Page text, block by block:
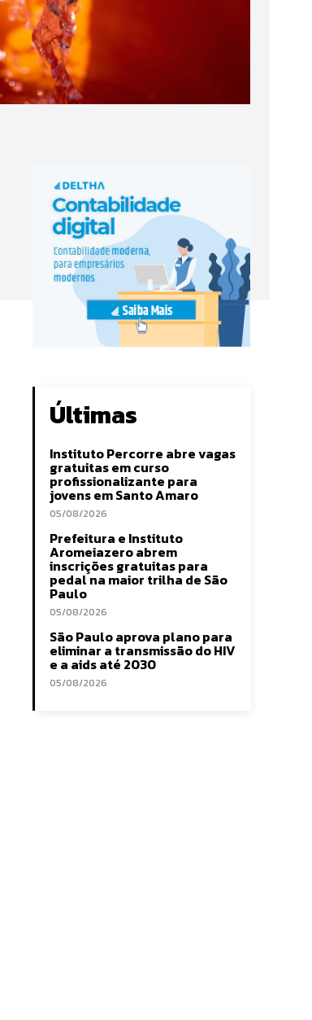
Últimas
Instituto Percorre abre vagas
gratuitas em curso
profissionalizante para
jovens em Santo Amaro
05/08/2026
Prefeitura e Instituto
Aromeiazero abrem
inscrições gratuitas para
pedal na maior trilha de São
Paulo
05/08/2026
São Paulo aprova plano para
eliminar a transmissão do HIV
e a aids até 2030
05/08/2026